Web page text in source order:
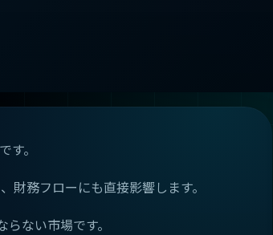
。
務フローにも直接影響します。
ない市場です。